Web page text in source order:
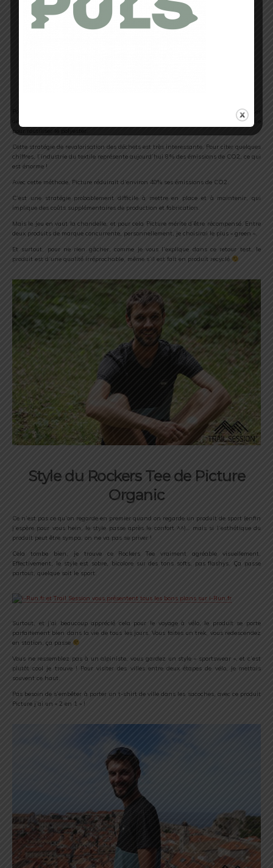
Pour en revenir à ce t-shirt, il est fait en polyester recyclé. En gros, au lieu d’utiliser
des matières nouvelles à base de pétrole, Picture recycle des bouteilles en plastique
pour réutiliser le polyester.
Cette stratégie de revalorisation des déchets est très interessante. Pour citer quelques
chiffres, l’industrie du textile représente aujourd’hui 8% des émissions de CO2, ce qui
est énorme !
Avec cette méthode, Picture réduirait d’environ 40% ses émissions de CO2.
C’est une stratégie probablement difficile à mettre en place et à maintenir, qui
implique des coûts supplémentaires de production et fabrication.
Mais le jeu en vaut la chandelle, et pour cela Picture mérite d’être récompensé. Entre
deux produits de marque concurrente, personnellement, je choisirai le plus « green ».
Et surtout, pour ne rien gâcher, comme je vous l’explique dans ce retour test, le
produit est d’une qualité irréprochable, même s’il est fait en produit recyclé
Style du Rockers Tee de Picture
Organic
Ce n’est pas ce qu’on regarde en premier quand on regarde un produit de sport (enfin
j’espère pour vous hein, le style passe après le confort ^^)… mais si l’esthétique du
produit peut être sympa, on ne va pas se priver !
Cela tombe bien, je trouve ce Rockers Tee vraiment agréable visuellement.
Effectivement, le style est sobre, bicolore sur des tons softs, pas flashys. Ça passe
partout, quelque soit le sport.
Surtout, et j’ai beaucoup apprécié cela pour le voyage à vélo, le produit se porte
parfaitement bien dans la vie de tous les jours. Vous faites un trek, vous redescendez
en station, ça passe
Vous ne ressemblez pas à un alpiniste, vous gardez un style « sportswear », et c’est
plutôt cool je trouve ! Pour visiter des villes entre deux étapes de vélo, je mettais
souvent ce haut.
Pas besoin de s’embêter à porter un t-shirt de ville dans les sacoches, avec ce produit
Picture j’ai un « 2 en 1 » !